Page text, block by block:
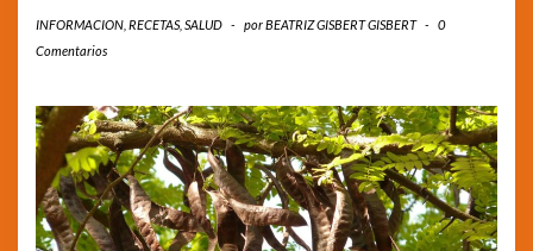
INFORMACION RECETAS, SALUD - porBEATRIZ GISBERT GISBERT -
0
Comentarios